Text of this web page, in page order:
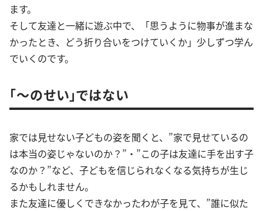
ます。
そして友達と一緒に遊ぶ中で、「思うように物事が進まな
かったとき、どう折り合いをつけていくか」少しずつ学ん
でいくのです。
「～のせい」ではない
家では見せない子どもの姿を聞くと、”家で見せているの
は本当の姿じゃないのか？”・”この子は友達に手を出す子
なのか？”など、子どもを信じられなくなる気持ちが生じ
るかもしれません。
また友達に優しくできなかったわが子を見て、”誰に似た